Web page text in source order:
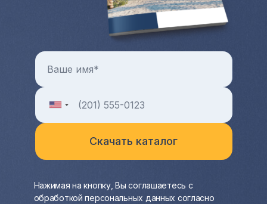
Нажимая на кнопку, Вы соглашаетесь с
обработкой персональных данных согласно